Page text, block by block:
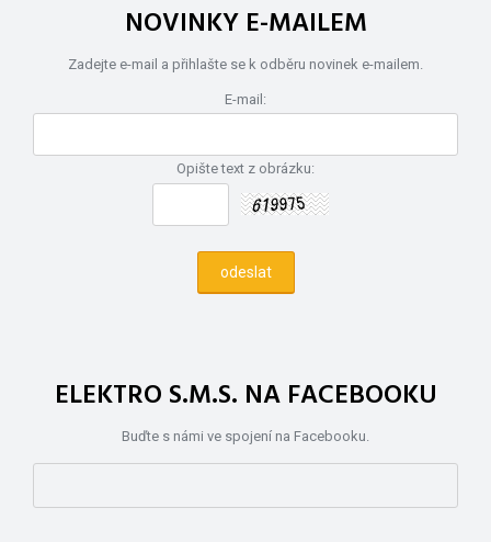
NOVINKY E-MAILEM
Zadejte e-mail a přihlašte se k odběru novinek e-mailem.
E-mail:
Opište text z obrázku:
ELEKTRO S.M.S. NA FACEBOOKU
Buďte s námi ve spojení na Facebooku.